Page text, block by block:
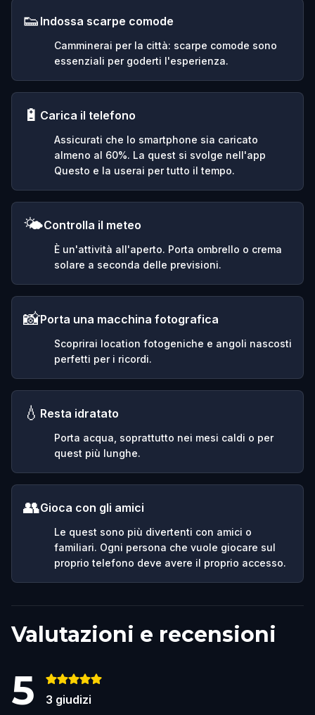
👟 Indossa scarpe comode
Camminerai per la città: scarpe comode sono
essenziali per goderti l'esperienza.
🔋 Carica il telefono
Assicurati che lo smartphone sia caricato
almeno al 60%. La quest si svolge nell'app
Questo e la userai per tutto il tempo.
🌤️Controlla il meteo
È un'attività all'aperto. Porta ombrello o crema
solare a seconda delle previsioni.
📸Porta una macchina fotografica
Scoprirai location fotogeniche e angoli nascosti
perfetti per i ricordi.
💧 Resta idratato
Porta acqua, soprattutto nei mesi caldi o per
quest più lunghe.
👥Gioca con gli amici
Le quest sono più divertenti con amici o
familiari. Ogni persona che vuole giocare sul
proprio telefono deve avere il proprio accesso.
Valutazioni e recensioni
5 3 giudizi